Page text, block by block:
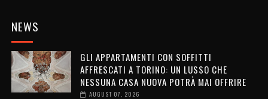
NEWS
GLI APPARTAMENTI CON SOFFITTI
AFFRESCATI A TORINO: UN LUSSO CHE
NESSUNA CASA NUOVA POTRÀ MAI OFFRIRE
AUGUST 07, 2026